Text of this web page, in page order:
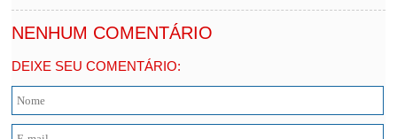
NENHUM COMENTÁRIO
DEIXE SEU COMENTÁRIO: